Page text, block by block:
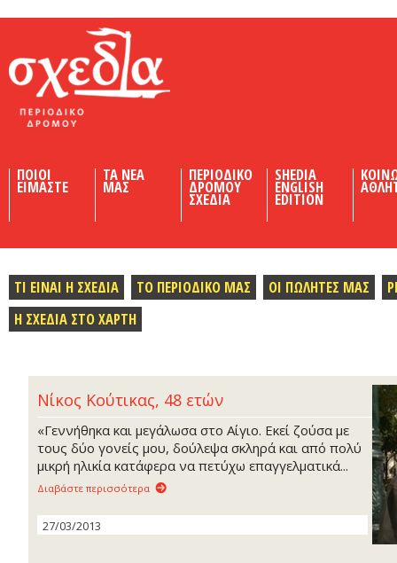
ΠΟΙΟΙ
ΕΙΜΑΣΤΕ
ΤΑ ΝΕΑ
ΜΑΣ
ΠΕΡΙΟΔΙΚΟ
ΔΡΟΜΟΥ
ΣΧΕΔΙΑ
SHEDIA
ENGLISH
EDITION
ΤΙ ΕΙΝΑΙ Η ΣΧΕΔΙΑ ΤΟ ΠΕΡΙΟΔΙΚΟ ΜΑΣ ΟΙ ΠΩΛΗΤΕΣ ΜΑΣ
Η ΣΧΕΔΙΑ ΣΤΟ ΧΑΡΤΗ
Νίκος Κούτικας, 48 ετών
«Γεννήθηκα και μεγάλωσα στο Αίγιο. Εκεί ζούσα με
τους δύο γονείς μου, δούλεψα σκληρά και από πολύ
μικρή ηλικία κατάφερα να πετύχω επαγγελματικά...
Διαβάστε περισσότερα
27/03/2013